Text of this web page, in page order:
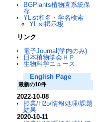
BGPlants植物園系統保
存
YList和名・学名検索
YList掲示板
リンク
電子Journal(学内のみ)
日本植物学会ＨＰ
生物科学ニュース
English Page
最新の10件
2022-10-08
授業/H25/情報処理/課題
結果
2020-10-11